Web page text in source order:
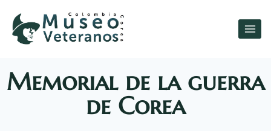
Memorial de la guerra
de Corea